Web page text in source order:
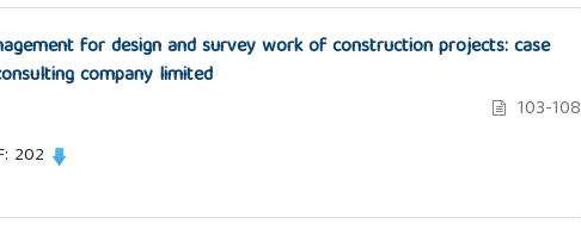
for design and survey work of construction projects: case
company limited
103-108
202